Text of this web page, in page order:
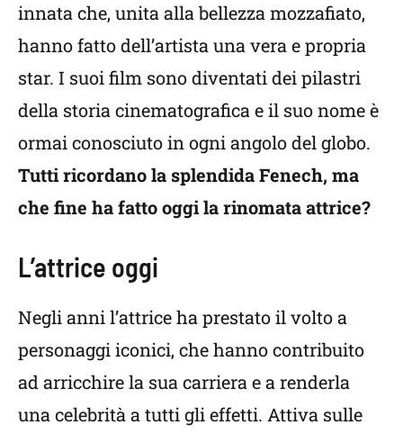
innata che, unita alla bellezza mozzafiato,
hanno fatto dell’artista una vera e propria
star. I suoi film sono diventati dei pilastri
della storia cinematografica e il suo nome è
ormai conosciuto in ogni angolo del globo.
Tutti ricordano la splendida Fenech, ma
che fine ha fatto oggi la rinomata attrice?
L’attrice oggi
Negli anni l’attrice ha prestato il volto a
personaggi iconici, che hanno contribuito
ad arricchire la sua carriera e a renderla
una celebrità a tutti gli effetti. Attiva sulle